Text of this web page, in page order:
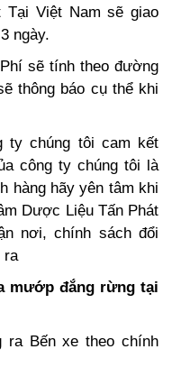
Tại Việt Nam sẽ giao
ngày.
sẽ tính theo đường
thông báo cụ thể khi
ty chúng tôi cam kết
công ty chúng tôi là
hàng hãy yên tâm khi
Dược Liệu Tấn Phát
nơi, chính sách đổi
ra
mướp đắng rừng tại
ra Bến xe theo chính